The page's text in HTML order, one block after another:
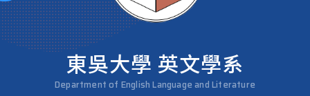
東吳大學 英文學系
Department of English Language and Literature